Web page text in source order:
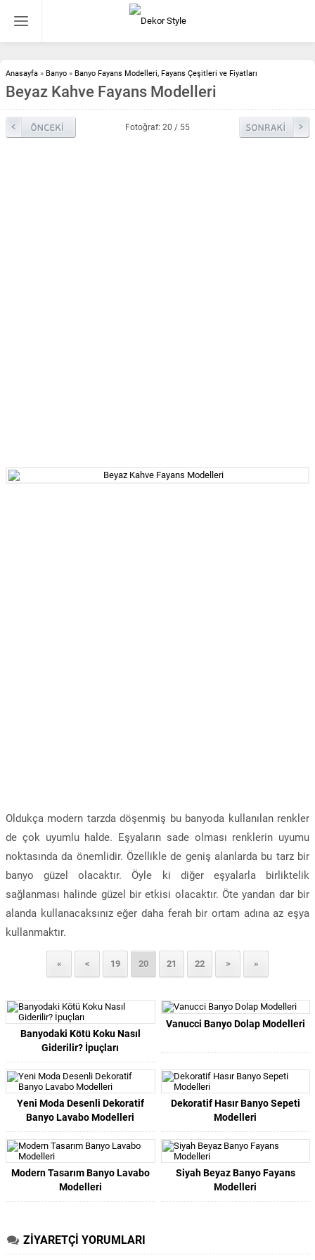
Anasayfa » Banyo » Banyo Fayans Modelleri, Fayans Çeşitleri ve Fiyatları
Beyaz Kahve Fayans Modelleri
Fotoğraf: 20 / 55
Oldukça modern tarzda döşenmiş bu banyoda kullanılan renkler
de çok uyumlu halde. Eşyaların sade olması renklerin uyumu
noktasında da önemlidir. Özellikle de geniş alanlarda bu tarz bir
banyo güzel olacaktır. Öyle ki diğer eşyalarla birliktelik
sağlanması halinde güzel bir etkisi olacaktır. Öte yandan dar bir
alanda kullanacaksınız eğer daha ferah bir ortam adına az eşya
kullanmaktır.
« < 19 20 21 22 > »
Banyodaki Kötü Koku Nasıl
Giderilir? İpuçları
Vanucci Banyo Dolap Modelleri
Yeni Moda Desenli Dekoratif
Banyo Lavabo Modelleri
Dekoratif Hasır Banyo Sepeti
Modelleri
Modern Tasarım Banyo Lavabo
Modelleri
Siyah Beyaz Banyo Fayans
Modelleri
ZİYARETÇİ YORUMLARI